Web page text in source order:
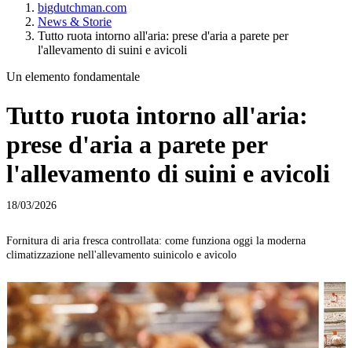
bigdutchman.com
News & Storie
Tutto ruota intorno all'aria: prese d'aria a parete per
l'allevamento di suini e avicoli
Un elemento fondamentale
Tutto ruota intorno all'aria:
prese d'aria a parete per
l'allevamento di suini e avicoli
18/03/2026
Fornitura di aria fresca controllata: come funziona oggi la moderna
climatizzazione nell'allevamento suinicolo e avicolo